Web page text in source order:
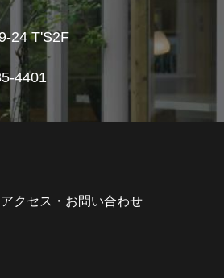
24 T'S2F
4401
アクセス・お問い合わせ